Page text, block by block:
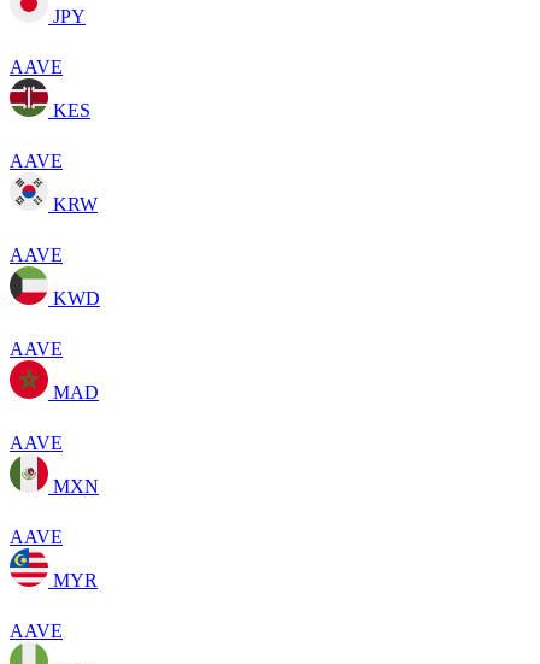
JPY
AAVE
KES
AAVE
KRW
AAVE
KWD
AAVE
MAD
AAVE
MXN
AAVE
MYR
AAVE